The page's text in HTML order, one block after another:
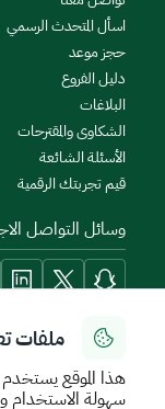
ملفات
هذا الموقع
سهولة الاستخدام
اسأل المتحدث الرسمي
حجز موعد
دليل الفروع
البلاغات
الشكاوى والمقترحات
الأسئلة الشائعة
قيم تجربتك الرقمية
وسائل التواصل
أدوات الإتاحة